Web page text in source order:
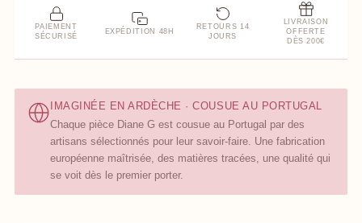
PAIEMENT
SÉCURISÉ
EXPÉDITION 48H
RETOURS 14
JOURS
LIVRAISON
OFFERTE
DÈS 200€
IMAGINÉE EN ARDÈCHE · COUSUE AU PORTUGAL
Chaque pièce Diane G est cousue au Portugal par des
artisans sélectionnés pour leur savoir-faire. Une fabrication
européenne maîtrisée, des matières tracées, une qualité qui
se voit dès le premier porter.